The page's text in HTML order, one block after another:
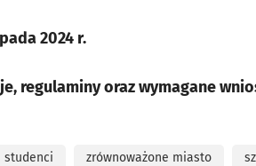
2024 r.
regulaminy oraz wymagane
studenci zrównoważone miasto